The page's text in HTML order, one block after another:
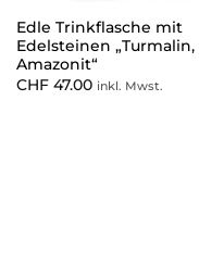
Edle Trinkflasche mit
Edelsteinen „Turmalin,
Amazonit“
CHF47.00 inkl. Mwst.